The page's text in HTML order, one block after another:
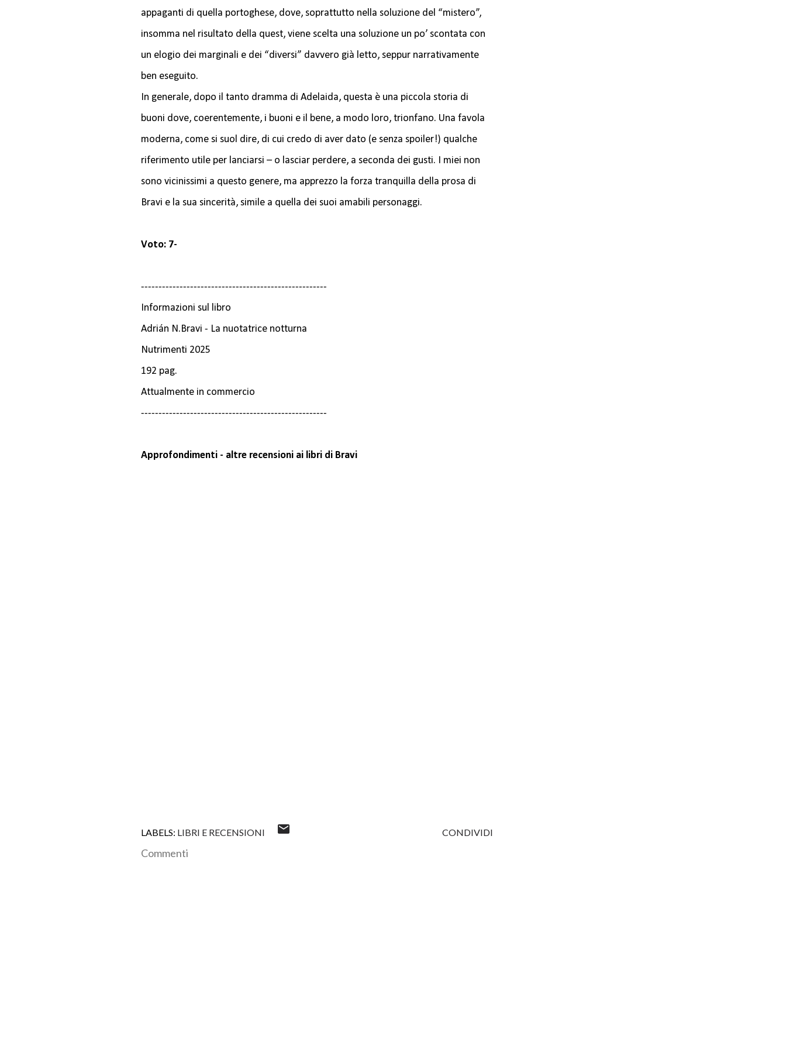
appaganti di quella portoghese, dove, soprattutto nella soluzione del “mistero”,
insomma nel risultato della quest, viene scelta una soluzione un po’ scontata con
un elogio dei marginali e dei “diversi” davvero già letto, seppur narrativamente
ben eseguito.
In generale, dopo il tanto dramma di Adelaida, questa è una piccola storia di
buoni dove, coerentemente, i buoni e il bene, a modo loro, trionfano. Una favola
moderna, come si suol dire, di cui credo di aver dato (e senza spoiler!) qualche
riferimento utile per lanciarsi – o lasciar perdere, a seconda dei gusti. I miei non
sono vicinissimi a questo genere, ma apprezzo la forza tranquilla della prosa di
Bravi e la sua sincerità, simile a quella dei suoi amabili personaggi.
Voto: 7-
-----------------------------------------------------
Informazioni sul libro
Adrián N.Bravi - La nuotatrice notturna
Nutrimenti 2025
192 pag.
Attualmente in commercio
-----------------------------------------------------
Approfondimenti - altre recensioni ai libri di Bravi
LABELS: LIBRI E RECENSIONI CONDIVIDI
Commenti